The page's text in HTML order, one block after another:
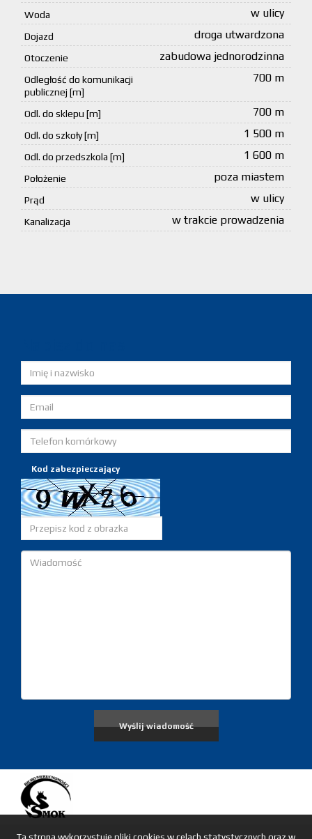
Woda w ulicy
Dojazd droga utwardzona
Otoczenie zabudowa jednorodzinna
Odległość do komunikacji
publicznej [m]
700 m
Odl. do sklepu [m] 700 m
Odl. do szkoły [m] 1 500 m
Odl. do przedszkola [m] 1 600 m
Położenie poza miastem
Prąd w ulicy
Kanalizacja w trakcie prowadzenia
Kod zabezpieczający